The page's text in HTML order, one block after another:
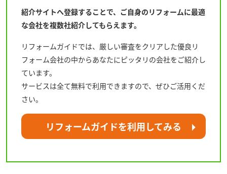
紹介サイトへ登録することで、ご自身のリフォームに最適
な会社を複数社紹介してもらえます。
リフォームガイドでは、厳しい審査をクリアした優良リ
フォーム会社の中からあなたにピッタリの会社をご紹介し
ています。
サービスは全て無料で利用できますので、ぜひご活用くだ
さい。
リフォームガイドを利用してみる